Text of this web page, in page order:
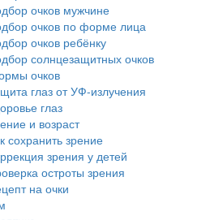
очков мужчине
очков по форме лица
очков ребёнку
солнцезащитных очков
очков
глаз от УФ-излучения
глаз
и возраст
сохранить зрение
зрения у детей
остроты зрения
на очки